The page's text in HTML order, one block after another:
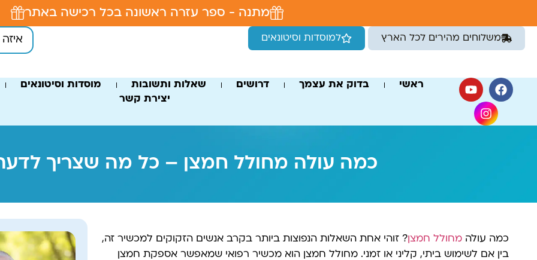
מתנה - ספר עזרה ראשונה בכל רכישה באתר
משלוחים מהירים לכל הארץ למוסדות וסיטונאים
ראשי בדוק את עצמך דרושים שאלות ותשובות
מוסדות וסיטונאים
יצירת קשר
כמה עולה מחולל חמצן – כל מה שצריך
כמה עולהמחולל חמצן? זוהי אחת השאלות הנפוצות ביותר בקרב אנשים הזקוקים למכשיר זה,
בין אם לשימוש ביתי, קליני או זמני. מחולל חמצן הוא מכשיר רפואי שמאפשר אספקת חמצן